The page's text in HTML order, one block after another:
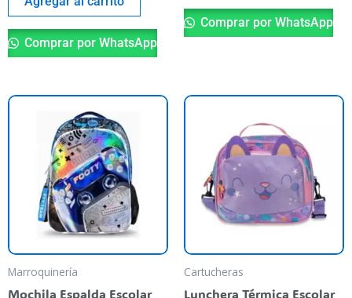
Comprar por WhatsApp
Comprar por WhatsApp
Marroquinería
Mochila Espalda Escolar
Cartucheras
Lunchera Térmica Escolar